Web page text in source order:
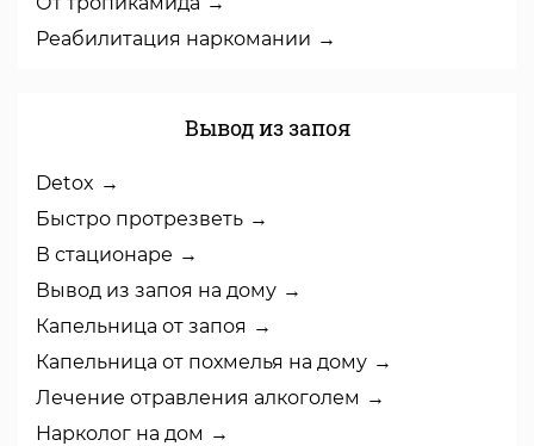
Реабилитация наркомании
Вывод из запоя
Detox
Быстро протрезветь
В стационаре
Вывод из запоя на дому
Капельница от запоя
Капельница от похмелья на дому
Лечение отравления алкоголем
Нарколог на дом